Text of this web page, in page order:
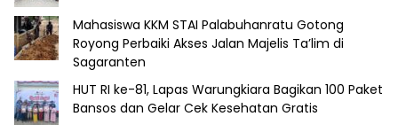
Mahasiswa KKM STAI Palabuhanratu Gotong
Royong Perbaiki Akses Jalan Majelis Ta’lim di
Sagaranten
HUT RI ke-81, Lapas Warungkiara Bagikan 100 Paket
Bansos dan Gelar Cek Kesehatan Gratis